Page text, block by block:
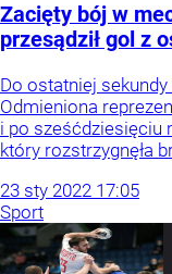
Zacięty bój w
przesądził gol z
Do ostatniej
Odmieniona
i po sześćdziesięciu
który rozstrzygnęła
23 sty 2022 17:05
Sport